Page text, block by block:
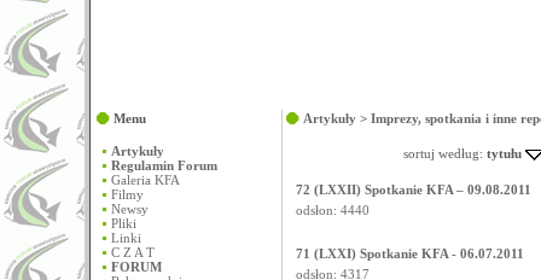
Menu
Artykuły
Regulamin Forum
Galeria KFA
Filmy
Newsy
Pliki
Linki
C Z A T
FORUM
Artykuły > Imprezy, spotkania i inne
sortuj według: tytułu
72 (LXXII) Spotkanie KFA – 09.08.2011
odsłon: 4440
71 (LXXI) Spotkanie KFA - 06.07.2011
odsłon: 4317